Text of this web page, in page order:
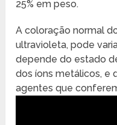
25% em peso.
A coloração normal
ultravioleta, pode
depende do estado
dos íons metálicos, e
agentes que